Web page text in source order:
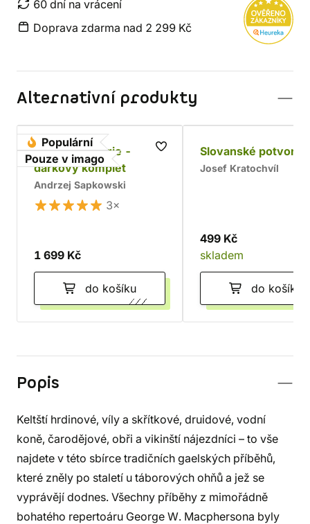
60 dní na vrácení
Doprava zdarma nad 2 299 Kč
Alternativní produkty
Populární
Pouze v imago
Husitská trilogie -
dárkový komplet
Andrzej Sapkowski
3×
1 699 Kč
do košíku
Slovanské potvory
Josef Kratochvíl
499 Kč
skladem
do košíku
Popis
Keltští hrdinové, víly a skřítkové, druidové, vodní
koně, čarodějové, obři a vikinští nájezdníci – to vše
najdete v této sbírce tradičních gaelských příběhů,
které zněly po staletí u táborových ohňů a jež se
vyprávějí dodnes. Všechny příběhy z mimořádně
bohatého repertoáru George W. Macphersona byly